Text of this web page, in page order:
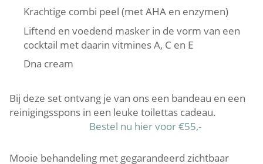
Krachtige combi peel (met AHA en enzymen)
Liftend en voedend masker in de vorm van een
cocktail met daarin vitmines A, C en E
Dna cream
Bij deze set ontvang je van ons een bandeau en een
reinigingsspons in een leuke toilettas cadeau.
Bestel nu hier voor €55,-
Mooie behandeling met gegarandeerd zichtbaar